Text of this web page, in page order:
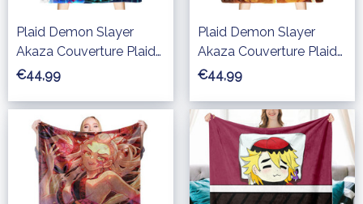
Plaid Demon Slayer
Akaza Couverture Plaid
Polaire Plaid Canapé
€44,99
Plaid Demon Slayer
Akaza Couverture Plaid
Polaire Plaid Canapé
€44,99